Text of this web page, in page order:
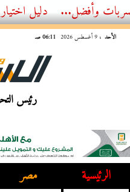
الأحد ، 9 أغسطس 2026 06:11 صـ
رئيس
الرئيسية مصر